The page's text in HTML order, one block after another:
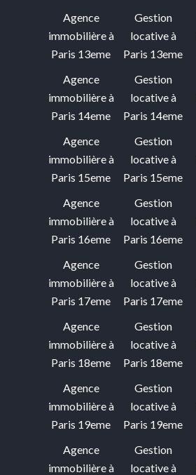
Agence
immobilière à
Paris 13eme
Agence
immobilière à
Paris 14eme
Agence
immobilière à
Paris 15eme
Agence
immobilière à
Paris 16eme
Agence
immobilière à
Paris 17eme
Agence
immobilière à
Paris 18eme
Agence
immobilière à
Paris 19eme
Agence
immobilière à
Gestion
locative à
Paris 13eme
Gestion
locative à
Paris 14eme
Gestion
locative à
Paris 15eme
Gestion
locative à
Paris 16eme
Gestion
locative à
Paris 17eme
Gestion
locative à
Paris 18eme
Gestion
locative à
Paris 19eme
Gestion
locative à